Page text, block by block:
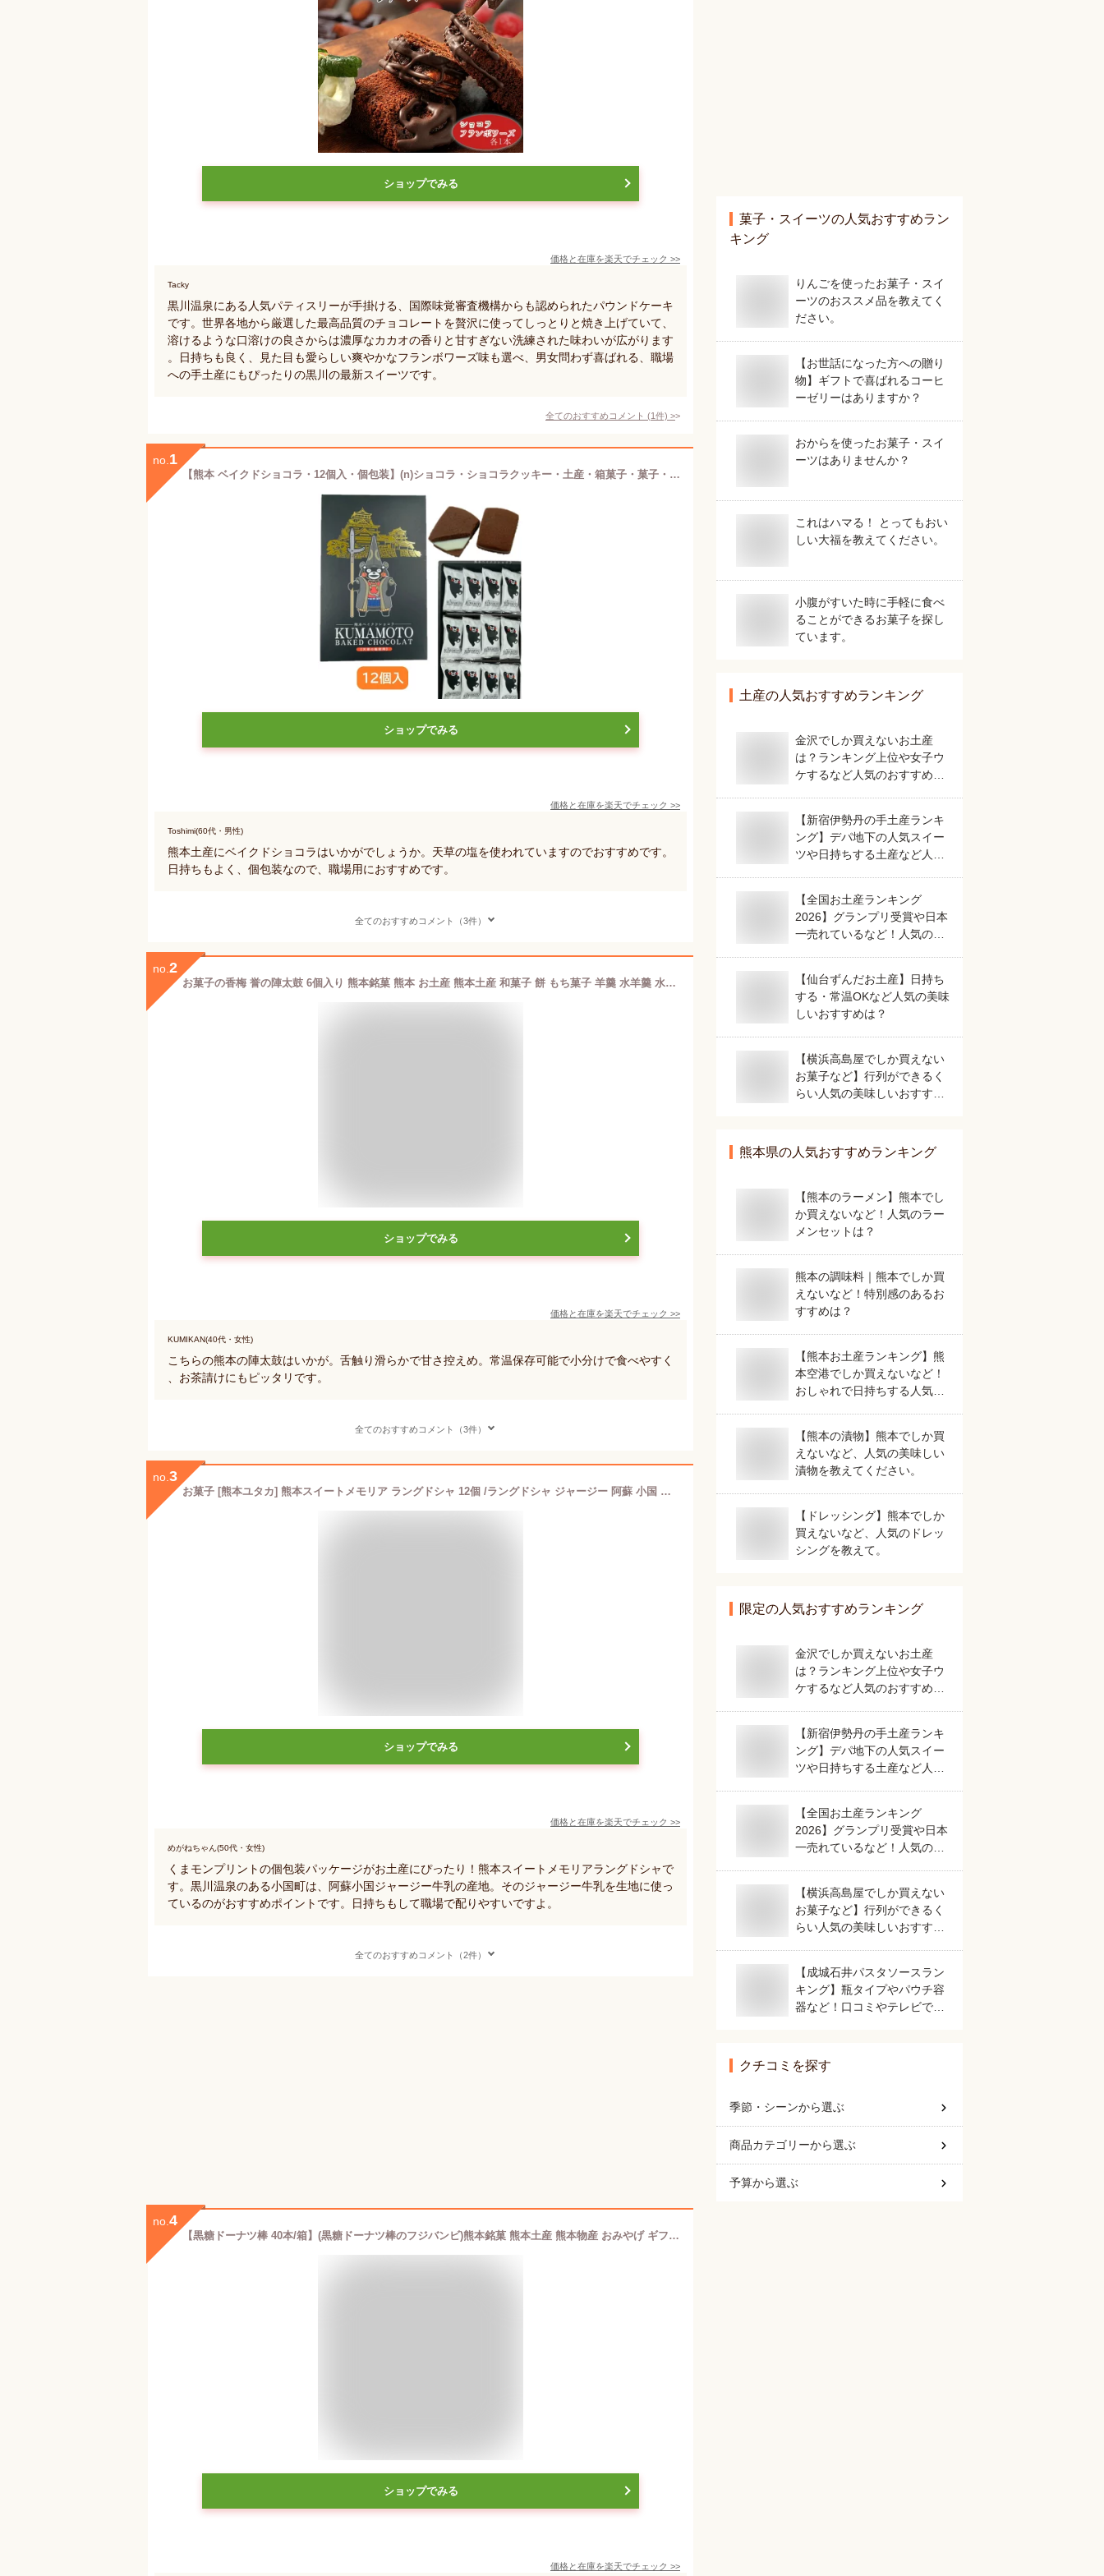
ショップでみる
価格と在庫を楽天でチェック >>
Tacky
黒川温泉にある人気パティスリーが手掛ける、国際味覚審査機構からも認められたパウンドケーキ
です。世界各地から厳選した最高品質のチョコレートを贅沢に使ってしっとりと焼き上げていて、
溶けるような口溶けの良さからは濃厚なカカオの香りと甘すぎない洗練された味わいが広がります
。日持ちも良く、見た目も愛らしい爽やかなフランボワーズ味も選べ、男女問わず喜ばれる、職場
への手土産にもぴったりの黒川の最新スイーツです。
全てのおすすめコメント (1件) >
no. 1
【熊本 ベイクドショコラ・12個入・個包装】(n)ショコラ・ショコラクッキー・土産・箱菓子・菓子・熊本・ご当地・チョコクッキー・天草の塩・くまモン・ゆるキャラ・S40
ショップでみる
価格と在庫を楽天でチェック >>
Toshimi(60代・男性)
熊本土産にベイクドショコラはいかがでしょうか。天草の塩を使われていますのでおすすめです。
日持ちもよく、個包装なので、職場用におすすめです。
全てのおすすめコメント（3件）
no. 2
お菓子の香梅 誉の陣太鼓 6個入り 熊本銘菓 熊本 お土産 熊本土産 和菓子 餅 もち菓子 羊羹 水羊羹 水ようかん ようかん 大納言 小豆 銘菓 熊本銘菓 熊本 お土産 土産 常温
ショップでみる
価格と在庫を楽天でチェック >>
KUMIKAN(40代・女性)
こちらの熊本の陣太鼓はいかが。舌触り滑らかで甘さ控えめ。常温保存可能で小分けで食べやすく
、お茶請けにもピッタリです。
全てのおすすめコメント（3件）
no. 3
お菓子 [熊本ユタカ] 熊本スイートメモリア ラングドシャ 12個 /ラングドシャ ジャージー 阿蘇 小国 熊本
ショップでみる
価格と在庫を楽天でチェック >>
めがねちゃん(50代・女性)
くまモンプリントの個包装パッケージがお土産にぴったり！熊本スイートメモリアラングドシャで
す。黒川温泉のある小国町は、阿蘇小国ジャージー牛乳の産地。そのジャージー牛乳を生地に使っ
ているのがおすすめポイントです。日持ちもして職場で配りやすいですよ。
全てのおすすめコメント（2件）
no. 4
【黒糖ドーナツ棒 40本/箱】(黒糖ドーナツ棒のフジバンビ)熊本銘菓 熊本土産 熊本物産 おみやげ ギフト お歳暮 ドーナツ お菓子 個包装 スイーツ ギフト 業務用 お取り寄せ 黒糖 おやつ 詰め合わせ おかし 食べ物 お歳暮 お取り寄せスイーツ
ショップでみる
価格と在庫を楽天でチェック >>
菓子・スイーツの人気おすすめラン
キング
りんごを使ったお菓子・スイ
ーツのおススメ品を教えてく
ださい。
【お世話になった方への贈り
物】ギフトで喜ばれるコーヒ
ーゼリーはありますか？
おからを使ったお菓子・スイ
ーツはありませんか？
これはハマる！ とってもおい
しい大福を教えてください。
小腹がすいた時に手軽に食べ
ることができるお菓子を探し
ています。
土産の人気おすすめランキング
金沢でしか買えないお土産
は？ランキング上位や女子ウ
ケするなど人気のおすすめを
【新宿伊勢丹の手土産ランキ
ング】デパ地下の人気スイー
ツや日持ちする土産など人気
【全国お土産ランキング
2026】グランプリ受賞や日本
一売れているなど！人気のご
【仙台ずんだお土産】日持ち
する・常温OKなど人気の美味
しいおすすめは？
【横浜高島屋でしか買えない
お菓子など】行列ができるく
らい人気の美味しいおすすめ
熊本県の人気おすすめランキング
【熊本のラーメン】熊本でし
か買えないなど！人気のラー
メンセットは？
熊本の調味料｜熊本でしか買
えないなど！特別感のあるお
すすめは？
【熊本お土産ランキング】熊
本空港でしか買えないなど！
おしゃれで日持ちする人気の
【熊本の漬物】熊本でしか買
えないなど、人気の美味しい
漬物を教えてください。
【ドレッシング】熊本でしか
買えないなど、人気のドレッ
シングを教えて。
限定の人気おすすめランキング
金沢でしか買えないお土産
は？ランキング上位や女子ウ
ケするなど人気のおすすめを
【新宿伊勢丹の手土産ランキ
ング】デパ地下の人気スイー
ツや日持ちする土産など人気
【全国お土産ランキング
2026】グランプリ受賞や日本
一売れているなど！人気のご
【横浜高島屋でしか買えない
お菓子など】行列ができるく
らい人気の美味しいおすすめ
【成城石井パスタソースラン
キング】瓶タイプやパウチ容
器など！口コミやテレビで話
クチコミを探す
季節・シーンから選ぶ
商品カテゴリーから選ぶ
予算から選ぶ